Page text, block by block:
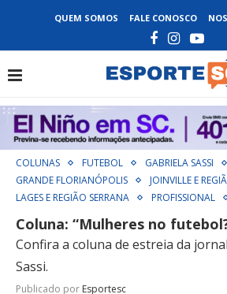
QUEM SOMOS FALE CONOSCO
COLUNAS FUTEBOL
GABRIELA SASSI
GRANDE FLORIANÓPOLIS
JOINVILLE E
LAGES E REGIÃO SERRANA
PROFISSIONAL
Coluna: “Mulheres no
Confira a coluna de estreia da
Sassi.
Publicado por Esportesc